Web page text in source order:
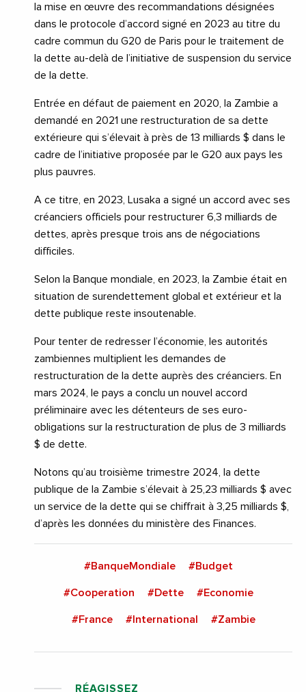
la mise en œuvre des recommandations désignées
dans le protocole d’accord signé en 2023 au titre du
cadre commun du G20 de Paris pour le traitement de
la dette au-delà de l’initiative de suspension du service
de la dette.
Entrée en défaut de paiement en 2020, la Zambie a
demandé en 2021 une restructuration de sa dette
extérieure qui s’élevait à près de 13 milliards $ dans le
cadre de l’initiative proposée par le G20 aux pays les
plus pauvres.
A ce titre, en 2023, Lusaka a signé un accord avec ses
créanciers officiels pour restructurer 6,3 milliards de
dettes, après presque trois ans de négociations
difficiles.
Selon la Banque mondiale, en 2023, la Zambie était en
situation de surendettement global et extérieur et la
dette publique reste insoutenable.
Pour tenter de redresser l’économie, les autorités
zambiennes multiplient les demandes de
restructuration de la dette auprès des créanciers. En
mars 2024, le pays a conclu un nouvel accord
préliminaire avec les détenteurs de ses euro-
obligations sur la restructuration de plus de 3 milliards
$ de dette.
Notons qu’au troisième trimestre 2024, la dette
publique de la Zambie s’élevait à 25,23 milliards $ avec
un service de la dette qui se chiffrait à 3,25 milliards $,
d’après les données du ministère des Finances.
#BanqueMondiale #Budget
#Cooperation #Dette #Economie
#France #International #Zambie
RÉAGISSEZ